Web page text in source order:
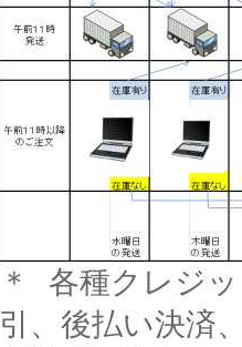
＊ 各種クレジ
引、後払い決済